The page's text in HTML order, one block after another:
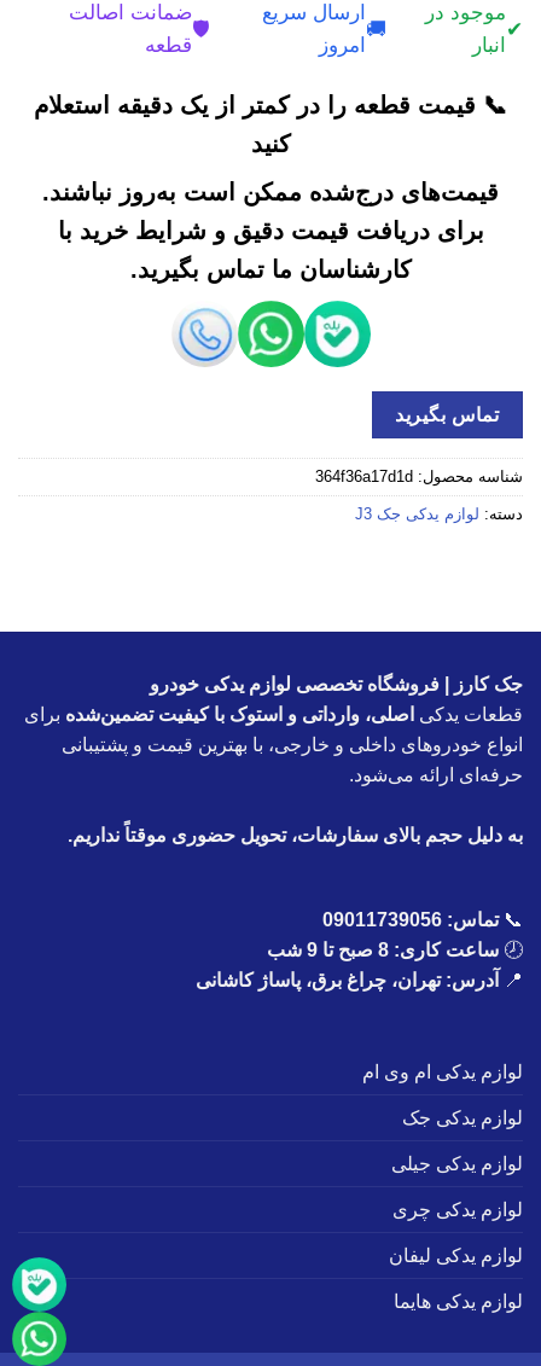
✔
موجود در
انبار
🚚
ارسال سریع
امروز
🛡️
ضمانت اصالت
قطعه
📞 قیمت قطعه را در کمتر از یک دقیقه استعلام
کنید
قیمت‌های درج‌شده ممکن است به‌روز نباشند.
برای دریافت قیمت دقیق و شرایط خرید با
کارشناسان ما تماس بگیرید.
تماس بگیرید
شناسه محصول: 364f36a17d1d
دسته: لوازم یدکی جک J3
جک کارز | فروشگاه تخصصی لوازم یدکی خودرو
قطعات یدکی اصلی، وارداتی و استوک با کیفیت تضمین‌شده برای
انواع خودروهای داخلی و خارجی، با بهترین قیمت و پشتیبانی
حرفه‌ای ارائه می‌شود.
به دلیل حجم بالای سفارشات، تحویل حضوری موقتاً نداریم.
📞تماس: 09011739056
🕗 ساعت کاری: 8 صبح تا 9 شب
📍
آدرس: تهران، چراغ برق، پاساژ کاشانی
لوازم یدکی ام وی ام
لوازم یدکی جک
لوازم یدکی جیلی
لوازم یدکی چری
لوازم یدکی لیفان
لوازم یدکی هایما